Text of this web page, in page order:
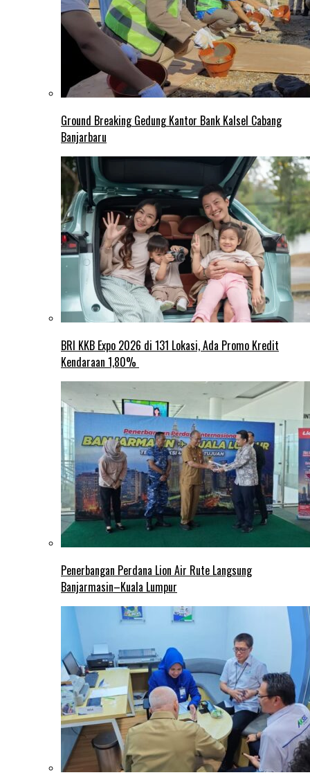
Ground Breaking Gedung Kantor Bank Kalsel Cabang
Banjarbaru
BRI KKB Expo 2026 di 131 Lokasi, Ada Promo Kredit
Kendaraan 1,80%
Penerbangan Perdana Lion Air Rute Langsung
Banjarmasin–Kuala Lumpur